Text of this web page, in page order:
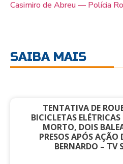
Casimiro de Abreu — Polícia
SAIBA MAIS
TENTATIVA DE
BICICLETAS
MORTO, DOIS
PRESOS APÓS
BERNARDO –